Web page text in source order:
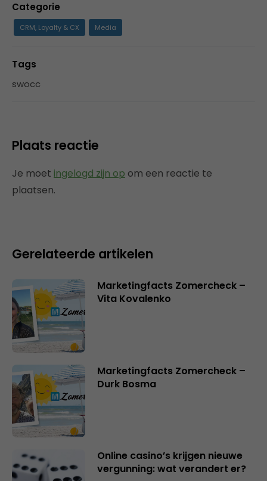
Categorie
CRM, Loyalty & CX Media
Tags
swocc
Plaats reactie
Je moet ingelogd zijn op om een reactie te
plaatsen.
Gerelateerde artikelen
Marketingfacts Zomercheck –
Vita Kovalenko
Marketingfacts Zomercheck –
Durk Bosma
Online casino’s krijgen nieuwe
vergunning: wat verandert er?